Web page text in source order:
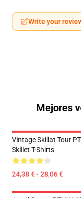
Write your
Mejores
Vintage Skillat Tour
Skillet T-Shirts
24,38 € - 28,06 €